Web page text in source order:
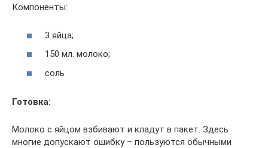
Компоненты:
3 яйца;
150 мл. молоко;
соль
Готовка:
Молоко с яйцом взбивают и кладут в пакет. Здесь
многие допускают ошибку – пользуются обычными